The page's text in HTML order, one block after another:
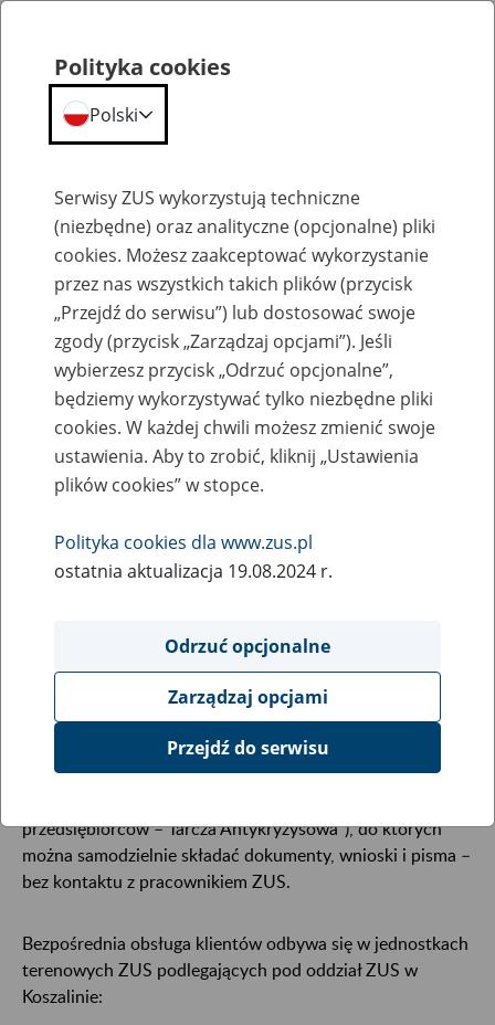
Aktualności
Zmiany dotyczące obsługi klientów w
Oddziale ZUS w Koszalinie
29
maja
2020
epidemiczną - bezpośrednia obsługa klientów w siedzibie
oddziału ZUS w Koszalinie przy ulicy Fałata 30, jest
W oddziale do Państwa dyspozycji nadal pozostają
przedsiębiorców – Tarcza Antykryzysowa”), do których
można samodzielnie składać dokumenty, wnioski i pisma –
bez kontaktu z pracownikiem ZUS.
Bezpośrednia obsługa klientów odbywa się w jednostkach
terenowych ZUS podlegających pod oddział ZUS w
Koszalinie:
Polityka cookies
Polski
Serwisy ZUS wykorzystują techniczne
(niezbędne) oraz analityczne (opcjonalne) pliki
cookies. Możesz zaakceptować wykorzystanie
przez nas wszystkich takich plików (przycisk
„Przejdź do serwisu”) lub dostosować swoje
zgody (przycisk „Zarządzaj opcjami”). Jeśli
wybierzesz przycisk „Odrzuć opcjonalne”,
będziemy wykorzystywać tylko niezbędne pliki
cookies. W każdej chwili możesz zmienić swoje
ustawienia. Aby to zrobić, kliknij „Ustawienia
plików cookies” w stopce.
Polityka cookies dla www.zus.pl
ostatnia aktualizacja 19.08.2024 r.
Odrzuć opcjonalne
Zarządzaj opcjami
Przejdź do serwisu